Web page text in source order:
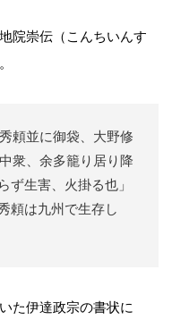
院崇伝（こんちいんす
頼並に御袋、大野修
衆、余多籠り居り降
生害、火掛る也」
頼は九州で生存し
た伊達政宗の書状に